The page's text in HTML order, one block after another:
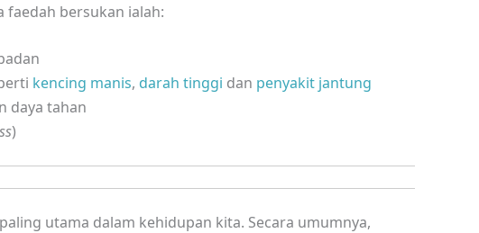
bersukan ialah:
kencing manis, darah tinggi dan penyakit jantung
daya tahan
)
utama dalam kehidupan kita. Secara umumnya,